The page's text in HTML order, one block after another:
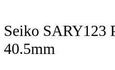
Seiko SARY123
40.5mm